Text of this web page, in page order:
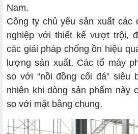
Nam.
Công ty chủ yếu sản xuất các
nghiệp với thiết kế vượt trội,
các giải pháp chống ồn hiệu
lượng sản xuất. Các tổ máy
so với “nồi đồng cối đá” siêu
nhiên khi dòng sản phẩm này
so với mặt bằng chung.